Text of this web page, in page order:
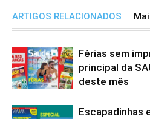
ARTIGOS RELACIONADOS
Férias sem
principal da
deste mês
Escapadinhas